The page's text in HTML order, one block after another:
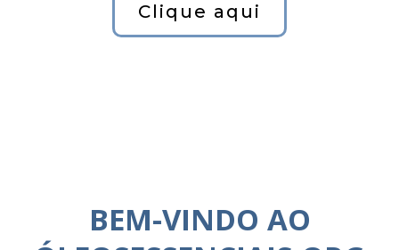
Clique aqui
BEM-VINDO AO